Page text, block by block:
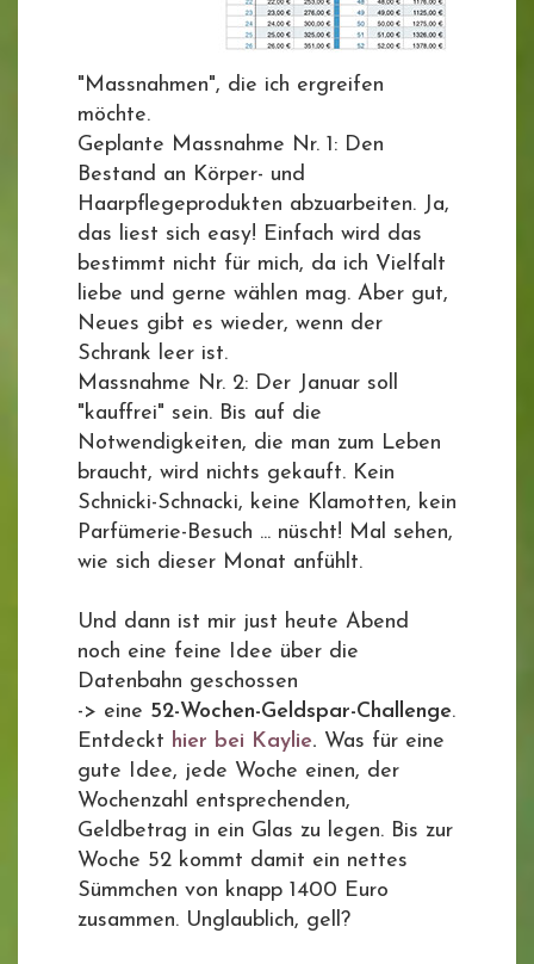
"Massnahmen", die ich ergreifen
möchte.
Geplante Massnahme Nr. 1: Den
Bestand an Körper- und
Haarpflegeprodukten abzuarbeiten. Ja,
das liest sich easy! Einfach wird das
bestimmt nicht für mich, da ich Vielfalt
liebe und gerne wählen mag. Aber gut,
Neues gibt es wieder, wenn der
Schrank leer ist.
Massnahme Nr. 2: Der Januar soll
"kauffrei" sein. Bis auf die
Notwendigkeiten, die man zum Leben
braucht, wird nichts gekauft. Kein
Schnicki-Schnacki, keine Klamotten, kein
Parfümerie-Besuch ... nüscht! Mal sehen,
wie sich dieser Monat anfühlt.
Und dann ist mir just heute Abend
noch eine feine Idee über die
Datenbahn geschossen
-> eine 52-Wochen-Geldspar-Challenge.
Entdeckt hier bei Kaylie. Was für eine
gute Idee, jede Woche einen, der
Wochenzahl entsprechenden,
Geldbetrag in ein Glas zu legen. Bis zur
Woche 52 kommt damit ein nettes
Sümmchen von knapp 1400 Euro
zusammen. Unglaublich, gell?